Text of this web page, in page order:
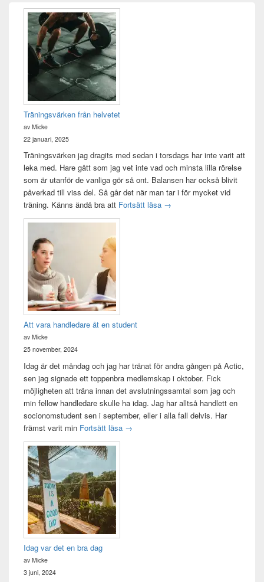
Primära
sidofältet
Widget
område
Träningsvärken från helvetet
av Micke
22 januari, 2025
Träningsvärken jag dragits med sedan i torsdags har inte varit att
leka med. Hare gått som jag vet inte vad och minsta lilla rörelse
som är utanför de vanliga gör så ont. Balansen har också blivit
påverkad till viss del. Så går det när man tar i för mycket vid
träning. Känns ändå bra att Fortsätt läsa Träningsvärken från helvetet
→
Att vara handledare åt en student
av Micke
25 november, 2024
Idag är det måndag och jag har tränat för andra gången på Actic,
sen jag signade ett toppenbra medlemskap i oktober. Fick
möjligheten att träna innan det avslutningssamtal som jag och
min fellow handledare skulle ha idag. Jag har alltså handlett en
socionomstudent sen i september, eller i alla fall delvis. Har
främst varit min Fortsätt läsa Att vara handledare åt en student
→
Idag var det en bra dag
av Micke
3 juni, 2024